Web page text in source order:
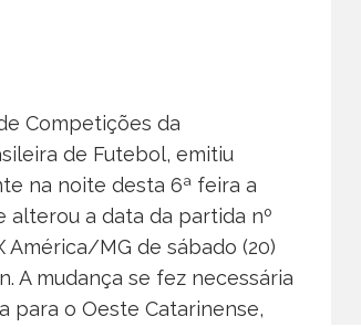
Competições da
de Futebol, emitiu
na noite desta 6ª feira a
alterou a data da partida nº
América/MG de sábado (20)
A mudança se fez necessária
para o Oeste Catarinense,